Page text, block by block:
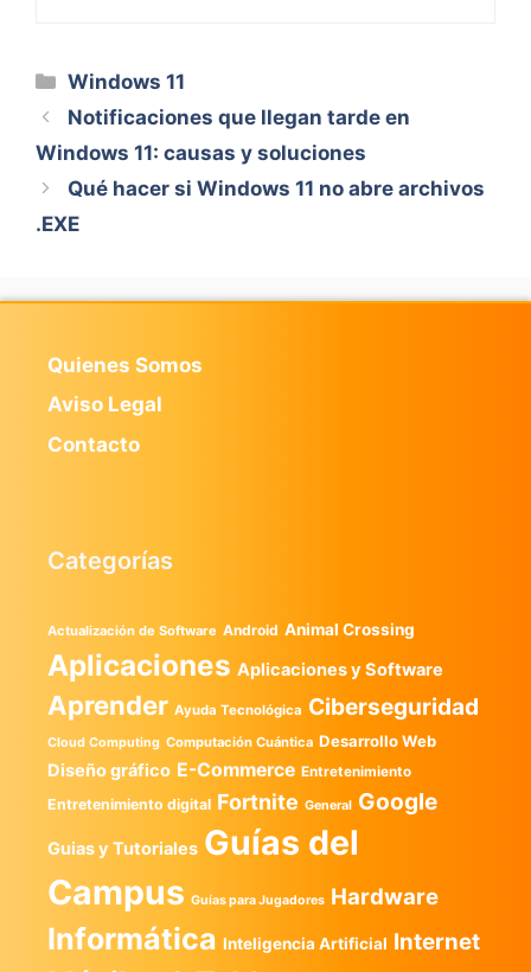
Categorías
Windows 11
Notificaciones que llegan tarde en
Windows 11: causas y soluciones
Qué hacer si Windows 11 no abre archivos
.EXE
Quienes Somos
Aviso Legal
Contacto
Categorías
Actualización de Software Android Animal Crossing
Aplicaciones Aplicaciones y Software
Aprender Ayuda Tecnológica Ciberseguridad
Cloud Computing Computación Cuántica Desarrollo Web
Diseño gráfico E-Commerce Entretenimiento
Entretenimiento digital Fortnite General Google
Guias y Tutoriales Guías del
Campus Guías para Jugadores Hardware
Informática Inteligencia Artificial Internet